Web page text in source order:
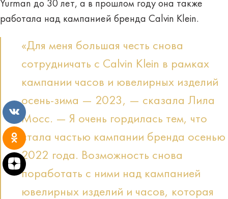
Yurman до 30 лет, а в прошлом году она также
работала над кампанией бренда Calvin Klein.
«Для меня большая честь снова
сотрудничать с Calvin Klein в рамках
кампании часов и ювелирных изделий
осень-зима — 2023, — сказала Лила
Мосс. — Я очень гордилась тем, что
стала частью кампании бренда осенью
2022 года. Возможность снова
поработать с ними над кампанией
ювелирных изделий и часов, которая